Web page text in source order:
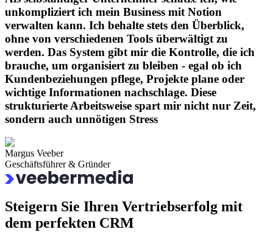
unkompliziert ich mein Business mit Notion
verwalten kann. Ich behalte stets den Überblick,
ohne von verschiedenen Tools überwältigt zu
werden. Das System gibt mir die Kontrolle, die ich
brauche, um organisiert zu bleiben - egal ob ich
Kundenbeziehungen pflege, Projekte plane oder
wichtige Informationen nachschlage. Diese
strukturierte Arbeitsweise spart mir nicht nur Zeit,
sondern auch unnötigen Stress
Margus Veeber
Geschäftsführer & Gründer
Steigern Sie Ihren Vertriebserfolg mit
dem perfekten CRM